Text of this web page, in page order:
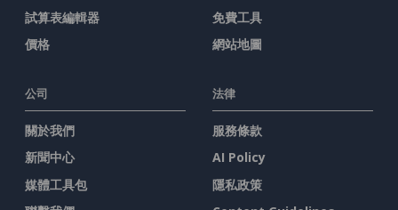
試算表編輯器
價格
免費工具
網站地圖
公司
關於我們
新聞中心
媒體工具包
法律
服務條款
AI Policy
隱私政策